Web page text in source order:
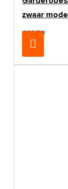
zwaar
€32,70